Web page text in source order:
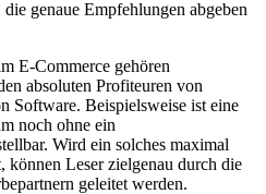
genaue Empfehlungen abgeben
E-Commerce gehören
absoluten Profiteuren von
Software. Beispielsweise ist eine
noch ohne ein
Wird ein solches maximal
können Leser zielgenau durch die
geleitet werden.